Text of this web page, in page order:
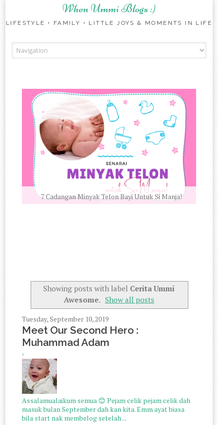
When Ummi Blogs :)
LIFESTYLE • FAMILY • LITTLE JOYS & MOMENTS IN LIFE
7 Cadangan Minyak Telon Bayi Untuk Si Manja!
Showing posts with label Cerita Ummi
Awesome. Show all posts
Tuesday, September 10, 2019
Meet Our Second Hero :
Muhammad Adam
›
Assalamualaikum semua 😊 Pejam celik pejam celik dah
masuk bulan September dah kan kita. Emm ayat biasa
bila start nak membelog setelah ...